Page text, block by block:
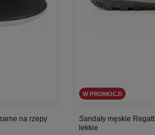
na rzepy
W PROMOCJI
Sandały męskie
lekkie